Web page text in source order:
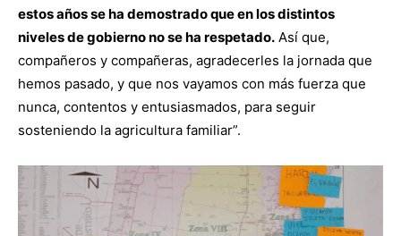
estos años se ha demostrado que en los distintos
niveles de gobierno no se ha respetado. Así que,
compañeros y compañeras, agradecerles la jornada que
hemos pasado, y que nos vayamos con más fuerza que
nunca, contentos y entusiasmados, para seguir
sosteniendo la agricultura familiar”.